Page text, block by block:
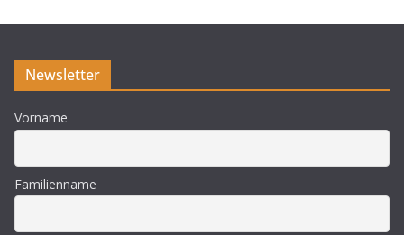
s
Newsletter
Vorname
Familienname